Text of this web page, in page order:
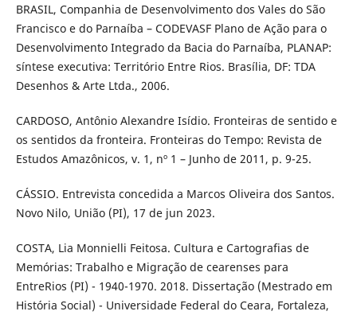
BRASIL, Companhia de Desenvolvimento dos Vales do São
Francisco e do Parnaíba – CODEVASF Plano de Ação para o
Desenvolvimento Integrado da Bacia do Parnaíba, PLANAP:
síntese executiva: Território Entre Rios. Brasília, DF: TDA
Desenhos & Arte Ltda., 2006.
CARDOSO, Antônio Alexandre Isídio. Fronteiras de sentido e
os sentidos da fronteira. Fronteiras do Tempo: Revista de
Estudos Amazônicos, v. 1, nº 1 – Junho de 2011, p. 9-25.
CÁSSIO. Entrevista concedida a Marcos Oliveira dos Santos.
Novo Nilo, União (PI), 17 de jun 2023.
COSTA, Lia Monnielli Feitosa. Cultura e Cartografias de
Memórias: Trabalho e Migração de cearenses para
EntreRios (PI) - 1940-1970. 2018. Dissertação (Mestrado em
História Social) - Universidade Federal do Ceara, Fortaleza,